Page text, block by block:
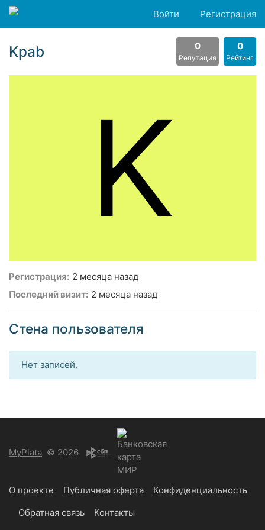
Войти Регистрация
Kpab 0
Репутация
0
Рейтинг
K
Регистрация: 2 месяца назад
Последний визит: 2 месяца назад
Стена пользователя
Нет записей.
MyPlata © 2026
О проекте Публичная оферта
Конфиденциальность
Обратная связь
Контакты